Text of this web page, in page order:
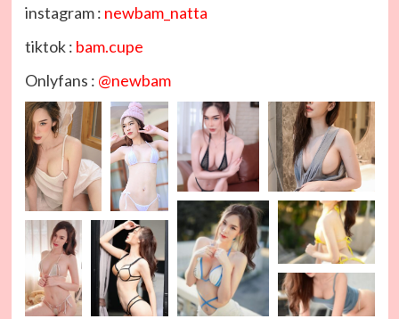
instagram : newbam_natta
tiktok : bam.cupe
Onlyfans : @newbam